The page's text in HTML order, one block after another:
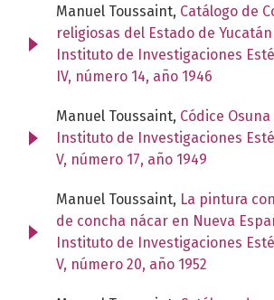
Manuel Toussaint, Catálogo de
religiosas del Estado de Yucatán
Instituto de Investigaciones
IV, número 14, año 1946
Manuel Toussaint, Códice Osuna
Instituto de Investigaciones
V, número 17, año 1949
Manuel Toussaint, La pintura
de concha nácar en Nueva
Instituto de Investigaciones
V, número 20, año 1952